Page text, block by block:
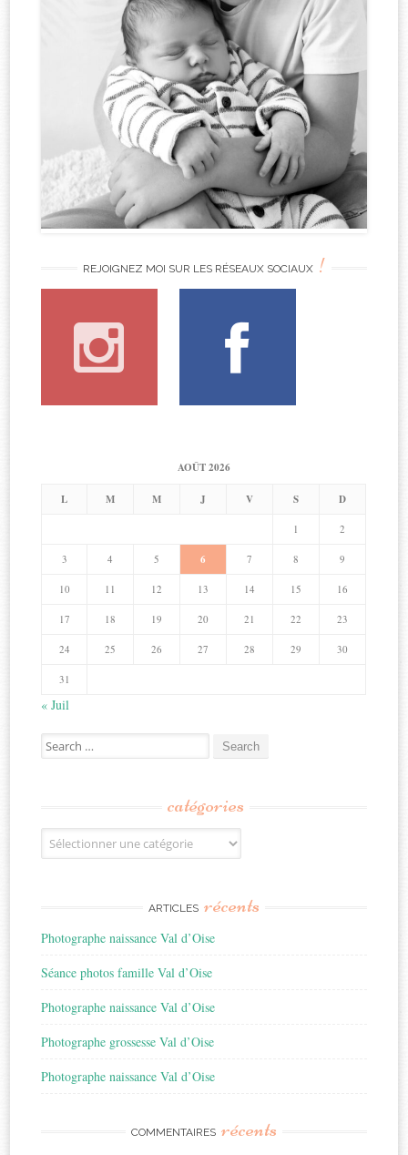
REJOIGNEZ MOI SUR LES RÉSEAUX SOCIAUX !
AOÛT 2026
L M M J V S D
1 2
3 4 5 6 7 8 9
10 11 12 13 14 15 16
17 18 19 20 21 22 23
24 25 26 27 28 29 30
31
« Juil
Search
for:
catégories
Catégories
ARTICLES récents
Photographe naissance Val d’Oise
Séance photos famille Val d’Oise
Photographe naissance Val d’Oise
Photographe grossesse Val d’Oise
Photographe naissance Val d’Oise
COMMENTAIRES récents